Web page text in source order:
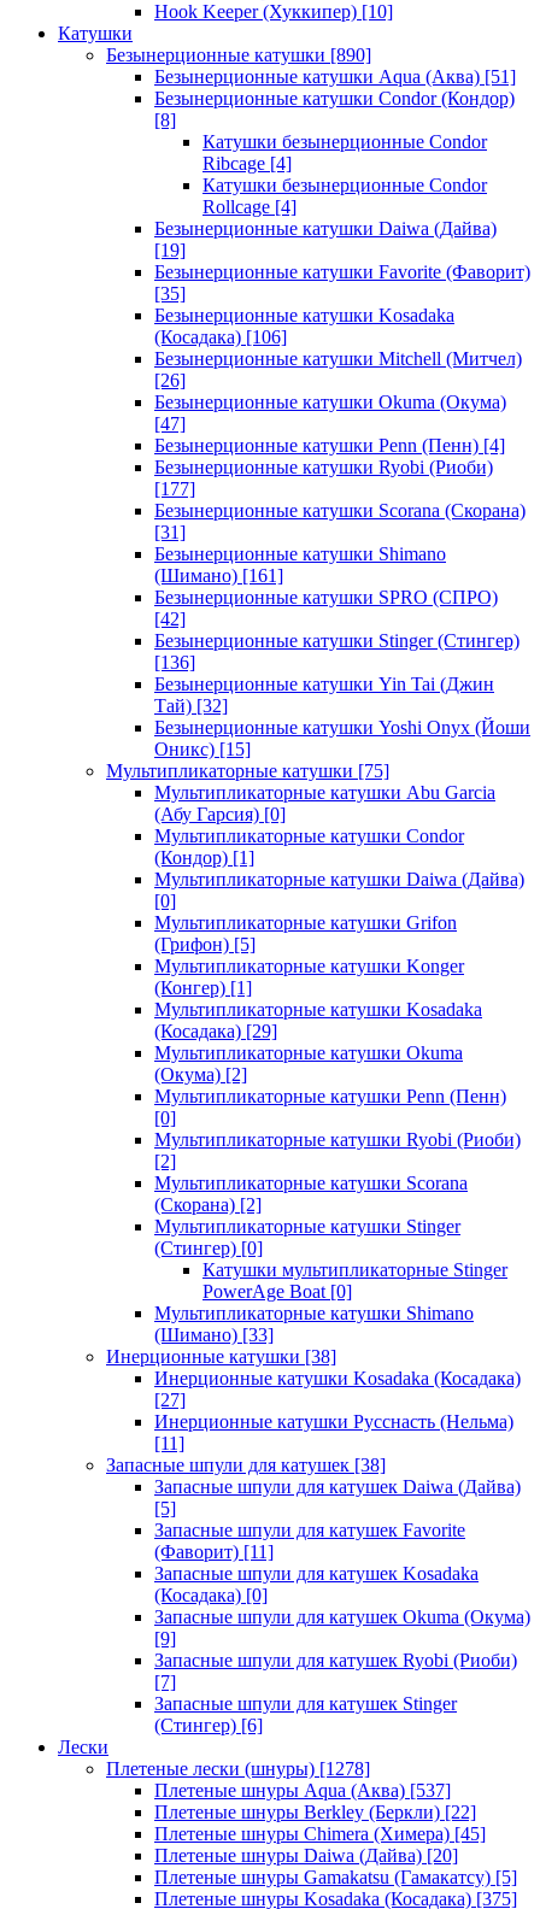
Hook Keeper (Хуккипер) [10]
Катушки
Безынерционные катушки [890]
Безынерционные катушки Aqua (Аква) [51]
Безынерционные катушки Condor (Кондор)
[8]
Катушки безынерционные Condor
Ribcage [4]
Катушки безынерционные Condor
Rollcage [4]
Безынерционные катушки Daiwa (Дайва)
[19]
Безынерционные катушки Favorite (Фаворит)
[35]
Безынерционные катушки Kosadaka
(Косадака) [106]
Безынерционные катушки Mitchell (Митчел)
[26]
Безынерционные катушки Okuma (Окума)
[47]
Безынерционные катушки Penn (Пенн) [4]
Безынерционные катушки Ryobi (Риоби)
[177]
Безынерционные катушки Scorana (Скорана)
[31]
Безынерционные катушки Shimano
(Шимано) [161]
Безынерционные катушки SPRO (СПРО)
[42]
Безынерционные катушки Stinger (Стингер)
[136]
Безынерционные катушки Yin Tai (Джин
Тай) [32]
Безынерционные катушки Yoshi Onyx (Йоши
Оникс) [15]
Мультипликаторные катушки [75]
Мультипликаторные катушки Abu Garcia
(Абу Гарсия) [0]
Мультипликаторные катушки Condor
(Кондор) [1]
Мультипликаторные катушки Daiwa (Дайва)
[0]
Мультипликаторные катушки Grifon
(Грифон) [5]
Мультипликаторные катушки Konger
(Конгер) [1]
Мультипликаторные катушки Kosadaka
(Косадака) [29]
Мультипликаторные катушки Okuma
(Окума) [2]
Мультипликаторные катушки Penn (Пенн)
[0]
Мультипликаторные катушки Ryobi (Риоби)
[2]
Мультипликаторные катушки Scorana
(Скорана) [2]
Мультипликаторные катушки Stinger
(Стингер) [0]
Катушки мультипликаторные Stinger
PowerAge Boat [0]
Мультипликаторные катушки Shimano
(Шимано) [33]
Инерционные катушки [38]
Инерционные катушки Kosadaka (Косадака)
[27]
Инерционные катушки Русснасть (Нельма)
[11]
Запасные шпули для катушек [38]
Запасные шпули для катушек Daiwa (Дайва)
[5]
Запасные шпули для катушек Favorite
(Фаворит) [11]
Запасные шпули для катушек Kosadaka
(Косадака) [0]
Запасные шпули для катушек Okuma (Окума)
[9]
Запасные шпули для катушек Ryobi (Риоби)
[7]
Запасные шпули для катушек Stinger
(Стингер) [6]
Лески
Плетеные лески (шнуры) [1278]
Плетеные шнуры Aqua (Аква) [537]
Плетеные шнуры Berkley (Беркли) [22]
Плетеные шнуры Chimera (Химера) [45]
Плетеные шнуры Daiwa (Дайва) [20]
Плетеные шнуры Gamakatsu (Гамакатсу) [5]
Плетеные шнуры Kosadaka (Косадака) [375]